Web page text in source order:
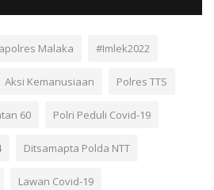
Malaka #Imlek2022
Aksi Kemanusiaan Polres TTS
60 Polri Peduli Covid-19
Ditsamapta Polda NTT
Lawan Covid-19